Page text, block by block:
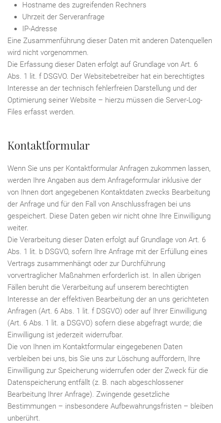
Hostname des zugreifenden Rechners
Uhrzeit der Serveranfrage
IP-Adresse
Eine Zusammenführung dieser Daten mit anderen Datenquellen
wird nicht vorgenommen.
Die Erfassung dieser Daten erfolgt auf Grundlage von Art. 6
Abs. 1 lit. f DSGVO. Der Websitebetreiber hat ein berechtigtes
Interesse an der technisch fehlerfreien Darstellung und der
Optimierung seiner Website – hierzu müssen die Server-Log-
Files erfasst werden.
Kontaktformular
Wenn Sie uns per Kontaktformular Anfragen zukommen lassen,
werden Ihre Angaben aus dem Anfrageformular inklusive der
von Ihnen dort angegebenen Kontaktdaten zwecks Bearbeitung
der Anfrage und für den Fall von Anschlussfragen bei uns
gespeichert. Diese Daten geben wir nicht ohne Ihre Einwilligung
weiter.
Die Verarbeitung dieser Daten erfolgt auf Grundlage von Art. 6
Abs. 1 lit. b DSGVO, sofern Ihre Anfrage mit der Erfüllung eines
Vertrags zusammenhängt oder zur Durchführung
vorvertraglicher Maßnahmen erforderlich ist. In allen übrigen
Fällen beruht die Verarbeitung auf unserem berechtigten
Interesse an der effektiven Bearbeitung der an uns gerichteten
Anfragen (Art. 6 Abs. 1 lit. f DSGVO) oder auf Ihrer Einwilligung
(Art. 6 Abs. 1 lit. a DSGVO) sofern diese abgefragt wurde; die
Einwilligung ist jederzeit widerrufbar.
Die von Ihnen im Kontaktformular eingegebenen Daten
verbleiben bei uns, bis Sie uns zur Löschung auffordern, Ihre
Einwilligung zur Speicherung widerrufen oder der Zweck für die
Datenspeicherung entfällt (z. B. nach abgeschlossener
Bearbeitung Ihrer Anfrage). Zwingende gesetzliche
Bestimmungen – insbesondere Aufbewahrungsfristen – bleiben
unberührt.